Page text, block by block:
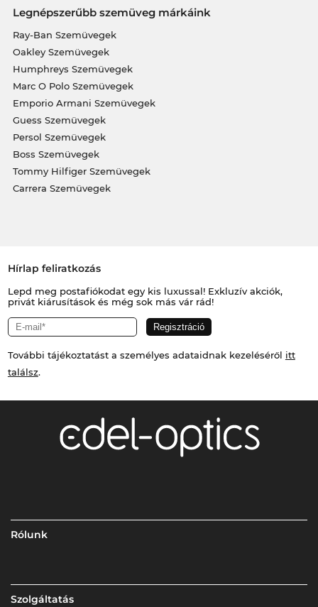
Legnépszerűbb szemüveg márkáink
Ray-Ban Szemüvegek
Oakley Szemüvegek
Humphreys Szemüvegek
Marc O Polo Szemüvegek
Emporio Armani Szemüvegek
Guess Szemüvegek
Persol Szemüvegek
Boss Szemüvegek
Tommy Hilfiger Szemüvegek
Carrera Szemüvegek
Hírlap feliratkozás
Lepd meg postafiókodat egy kis luxussal! Exkluzív akciók,
privát kiárusítások és még sok más vár rád!
További tájékoztatást a személyes adataidnak kezeléséről itt
találsz.
Rólunk
Szolgáltatás